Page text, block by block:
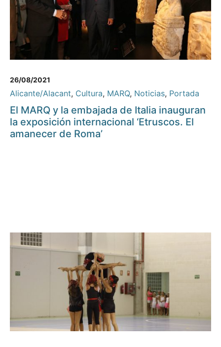
26/08/2021
Alicante/Alacant, Cultura, MARQ, Noticias, Portada
El MARQ y la embajada de Italia inauguran
la exposición internacional ‘Etruscos. El
amanecer de Roma’